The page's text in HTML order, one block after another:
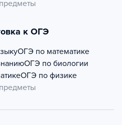
к ОГЭ
ОГЭ по математике
ОГЭ по биологии
ОГЭ по физике